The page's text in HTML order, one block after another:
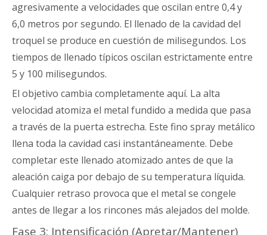
agresivamente a velocidades que oscilan entre 0,4 y
6,0 metros por segundo. El llenado de la cavidad del
troquel se produce en cuestión de milisegundos. Los
tiempos de llenado típicos oscilan estrictamente entre
5 y 100 milisegundos.
El objetivo cambia completamente aquí. La alta
velocidad atomiza el metal fundido a medida que pasa
a través de la puerta estrecha. Este fino spray metálico
llena toda la cavidad casi instantáneamente. Debe
completar este llenado atomizado antes de que la
aleación caiga por debajo de su temperatura líquida.
Cualquier retraso provoca que el metal se congele
antes de llegar a los rincones más alejados del molde.
Fase 3: Intensificación (Apretar/Mantener)